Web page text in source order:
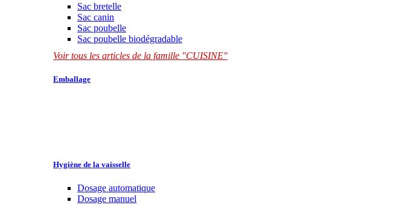
Sac bretelle
Sac canin
Sac poubelle
Sac poubelle biodégradable
Voir tous les articles de la famille "CUISINE"
Emballage
Hygiène de la vaisselle
Dosage automatique
Dosage manuel